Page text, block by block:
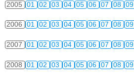
2005 01 02 03 04 05 06 07 08 09
2006 01 02 03 04 05 06 07 08 09
2007 01 02 03 04 05 06 07 08 09
2008 01 02 03 04 05 06 07 08 09